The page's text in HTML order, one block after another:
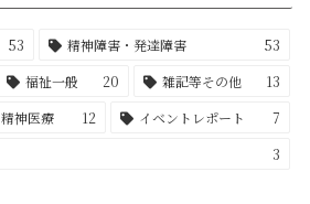
53 精神障害・発達障害
53
福祉一般 20 雑記等その他
13
精神医療 12 イベントレポート
7
3